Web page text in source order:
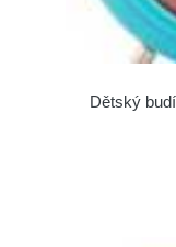
Dětský